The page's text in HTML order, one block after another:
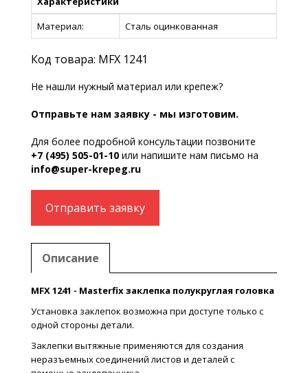
Материал:
Сталь оцинкованная
Код товара: MFX 1241
Не нашли нужный материал или крепеж?
Отправьте нам заявку - мы изготовим.
Для более подробной консультации позвоните
+7 (495) 505-01-10 или напишите нам письмо на
info@super-krepeg.ru
Отправить заявку
Описание
MFX 1241 - Masterfix заклепка полукруглая головка
Установка заклепок возможна при доступе только с
одной стороны детали.
Заклепки вытяжные применяются для создания
неразъемных соединений листов и деталей с